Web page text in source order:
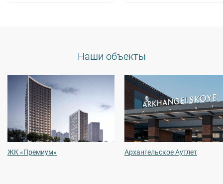
Наши объекты
ЖК «Премиум» Архангельское Аутлет